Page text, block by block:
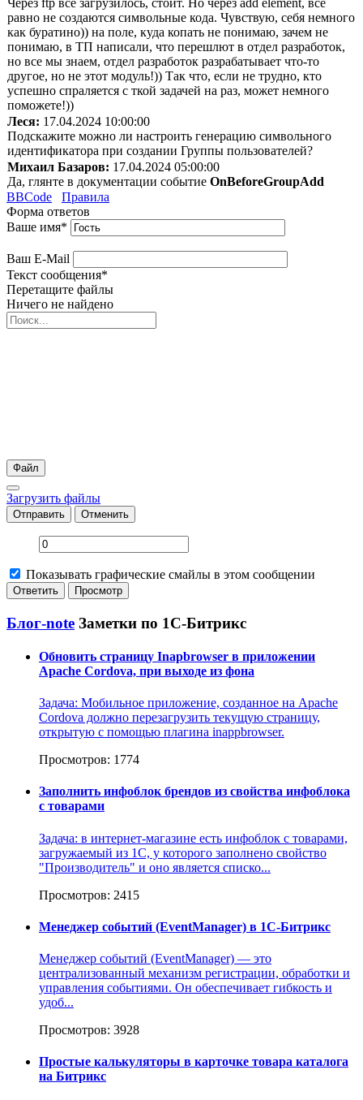
равно не создаются символьные кода. Чувствую, себя немного
как буратино)) на поле, куда копать не понимаю, зачем не
понимаю, в ТП написали, что перешлют в отдел разработок,
но все мы знаем, отдел разработок разрабатывает что-то
другое, но не этот модуль!)) Так что, если не трудно, кто
успешно спраляется с ткой задачей на раз, может немного
поможете!))
Леся: 17.04.2024 10:00:00
Подскажите можно ли настроить генерацию символьного
идентификатора при создании Группы пользователей?
Михаил Базаров: 17.04.2024 05:00:00
Да, глянте в документации событие OnBeforeGroupAdd
BBCode
Правила
Форма ответов
Ваше имя*
Ваш E-Mail
Текст сообщения*
Перетащите файлы
Ничего не найдено
Файл
Загрузить файлы
Отправить Отменить
Показывать графические смайлы в этом сообщении
Блог-note Заметки по 1С-Битрикс
Обновить страницу Inapbrowser в приложении
Apache Cordova, при выходе из фона
Задача: Мобильное приложение, созданное на Apache
Cordova должно перезагрузить текущую страницу,
открытую с помощью плагина inappbrowser.
Просмотров: 1774
Заполнить инфоблок брендов из свойства инфоблока
с товарами
Задача: в интернет-магазине есть инфоблок с товарами,
загружаемый из 1С, у которого заполнено свойство
"Производитель" и оно является списко...
Просмотров: 2415
Менеджер событий (EventManager) в 1C-Битрикс
Менеджер событий (EventManager) — это
централизованный механизм регистрации, обработки и
управления событиями. Он обеспечивает гибкость и
удоб...
Просмотров: 3928
Простые калькуляторы в карточке товара каталога
на Битрикс